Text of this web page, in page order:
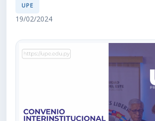
UPE
19/02/2024